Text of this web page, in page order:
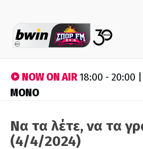
NOW ON AIR18:00 - 20:00
ΜΟΝΟ
Να τα λέτε, να τα
(4/4/2024)